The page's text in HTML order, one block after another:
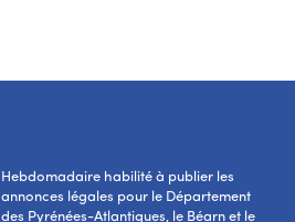
Hebdomadaire habilité à publier les
annonces légales pour le Département
des Pyrénées-Atlantiques, le Béarn et le